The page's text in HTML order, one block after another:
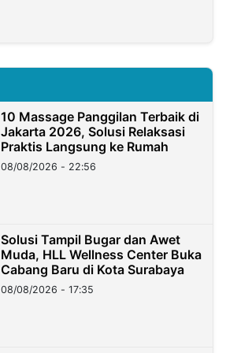
10 Massage Panggilan Terbaik di
Jakarta 2026, Solusi Relaksasi
Praktis Langsung ke Rumah
08/08/2026 - 22:56
Solusi Tampil Bugar dan Awet
Muda, HLL Wellness Center Buka
Cabang Baru di Kota Surabaya
08/08/2026 - 17:35